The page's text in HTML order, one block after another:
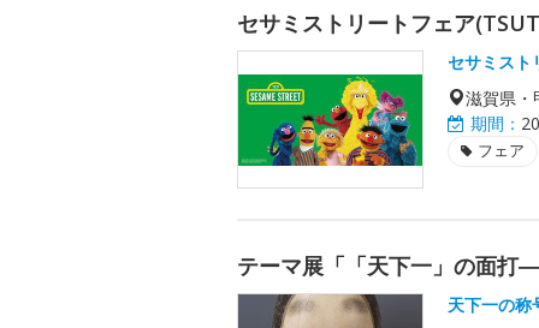
セサミストリートフェア
セサミスト
滋賀県・
期間：
フェア
テーマ展「「天下一」の面
天下一の称